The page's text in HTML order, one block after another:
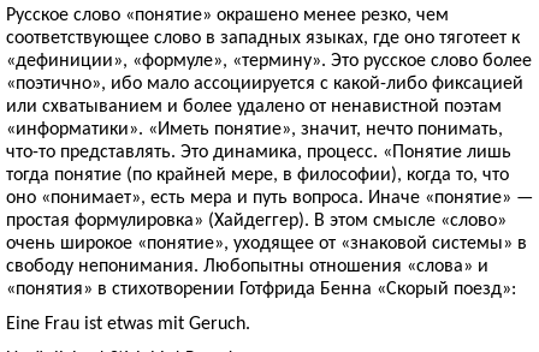
Русское слово «понятие» окрашено менее резко, чем
соответствующее слово в западных языках, где оно тяготеет к
«дефиниции», «формуле», «термину». Это русское слово более
«поэтично», ибо мало ассоциируется с какой-либо фиксацией
или схватыванием и более удалено от ненавистной поэтам
«информатики». «Иметь понятие», значит, нечто понимать,
что-то представлять. Это динамика, процесс. «Понятие лишь
тогда понятие (по крайней мере, в философии), когда то, что
оно «понимает», есть мера и путь вопроса. Иначе «понятие» —
простая формулировка» (Хайдеггер). В этом смысле «слово»
очень широкое «понятие», уходящее от «знаковой системы» в
свободу непонимания. Любопытны отношения «слова» и
«понятия» в стихотворении Готфрида Бенна «Скорый поезд»:
Eine Frau ist etwas mit Geruch.